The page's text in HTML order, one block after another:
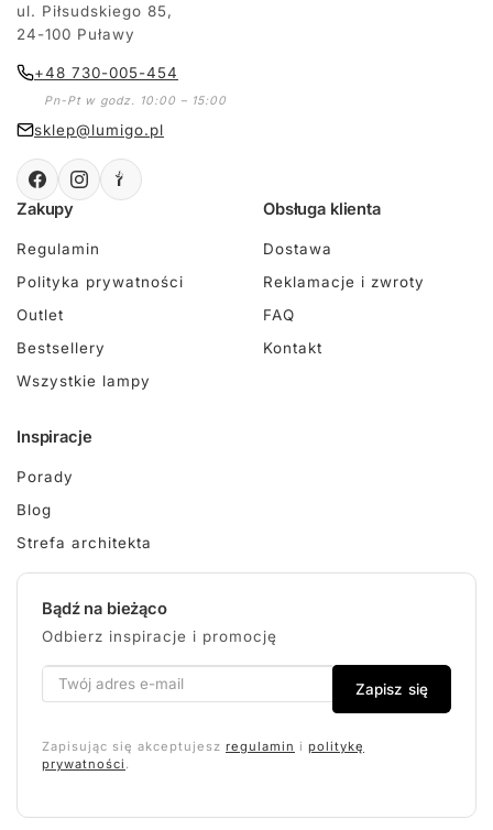
ul. Piłsudskiego 85,
24-100 Puławy
+48 730-005-454
Pn-Pt w godz. 10:00 – 15:00
sklep@lumigo.pl
Zakupy
Regulamin
Polityka prywatności
Outlet
Bestsellery
Wszystkie lampy
Obsługa klienta
Dostawa
Reklamacje i zwroty
FAQ
Kontakt
Inspiracje
Porady
Blog
Strefa architekta
Bądź na bieżąco
Odbierz inspiracje i promocję
Zapisz się
Zapisując się akceptujesz regulamin i politykę
prywatności .